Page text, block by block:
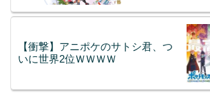
【衝撃】アニポケのサトシ君、つ
いに世界2位ＷＷＷＷ